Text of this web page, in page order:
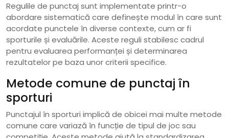
Regulile de punctaj sunt implementate printr-o
abordare sistematică care definește modul în care sunt
acordate punctele în diverse contexte, cum ar fi
sporturile și evaluările. Aceste reguli stabilesc cadrul
pentru evaluarea performanței și determinarea
rezultatelor pe baza unor criterii specifice.
Metode comune de punctaj în
sporturi
Punctajul în sporturi implică de obicei mai multe metode
comune care variază în funcție de tipul de joc sau